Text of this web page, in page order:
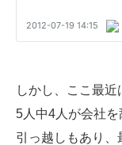
しかし、ここ最
5人中4人が会社
引っ越しもあり、